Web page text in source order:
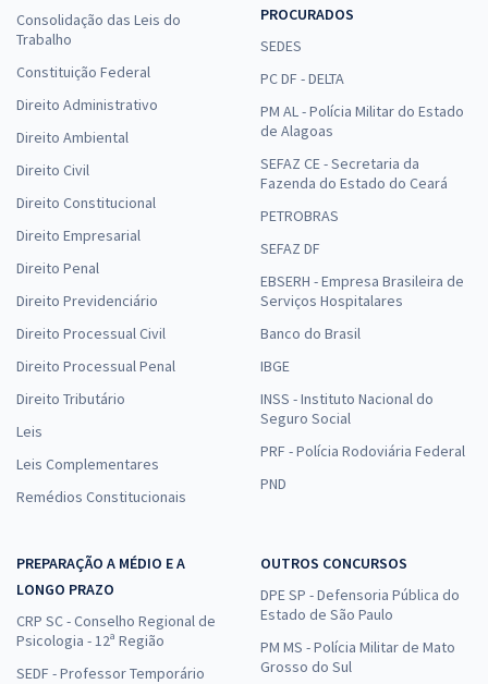
Consolidação das Leis do
Trabalho
Constituição Federal
Direito Administrativo
Direito Ambiental
Direito Civil
Direito Constitucional
Direito Empresarial
Direito Penal
Direito Previdenciário
Direito Processual Civil
Direito Processual Penal
Direito Tributário
Leis
Leis Complementares
Remédios Constitucionais
PROCURADOS
SEDES
PC DF - DELTA
PM AL - Polícia Militar do Estado
de Alagoas
SEFAZ CE - Secretaria da
Fazenda do Estado do Ceará
PETROBRAS
SEFAZ DF
EBSERH - Empresa Brasileira de
Serviços Hospitalares
Banco do Brasil
IBGE
INSS - Instituto Nacional do
Seguro Social
PRF - Polícia Rodoviária Federal
PND
PREPARAÇÃO A MÉDIO E A
LONGO PRAZO
CRP SC - Conselho Regional de
Psicologia - 12ª Região
SEDF - Professor Temporário
OUTROS CONCURSOS
DPE SP - Defensoria Pública do
Estado de São Paulo
PM MS - Polícia Militar de Mato
Grosso do Sul